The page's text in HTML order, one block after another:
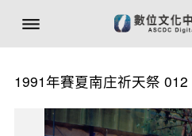
1991年賽夏南庄祈天祭 012